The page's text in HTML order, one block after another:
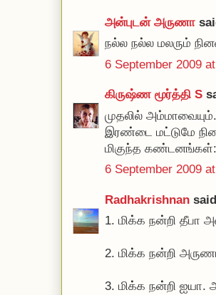
அன்புடன் அருணா
நல்ல நல்ல மலரும்
6 September 2009
கிருஷ்ண மூர்த்தி S
முதலில்
இரண்டை மட்டுமே
மிகுந்த
6 September 2009
Radhakrishnan
1. மிக்க நன்றி தீபா
2. மிக்க நன்றி
3. மிக்க நன்றி